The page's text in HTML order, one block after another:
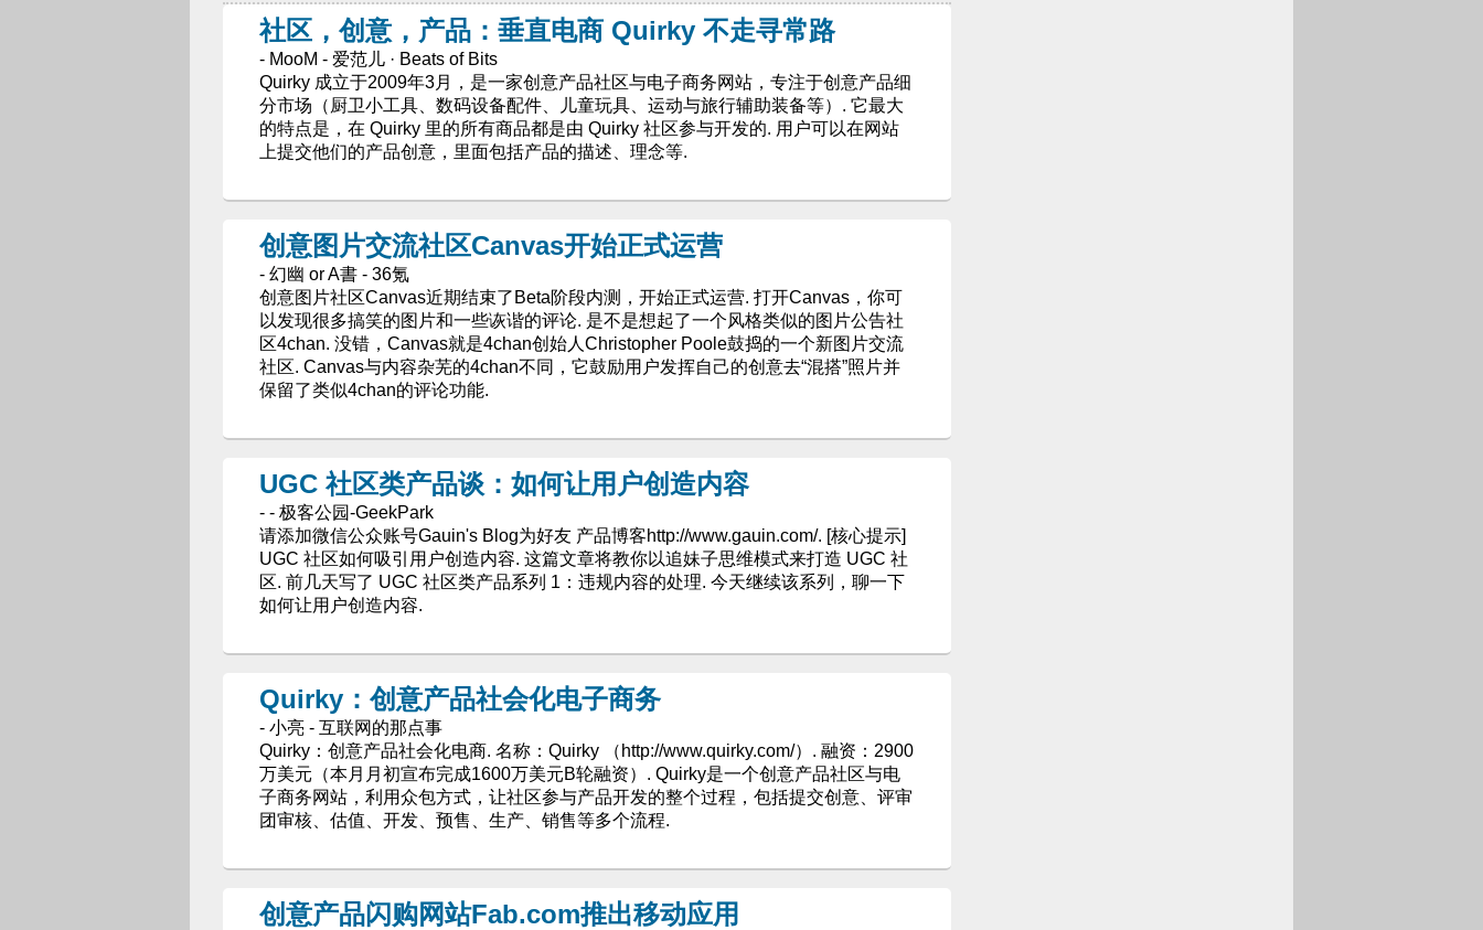
社区，创意，产品：垂直电商 Quirky 不走寻常路
- MooM - 爱范儿 · Beats of Bits
Quirky 成立于2009年3月，是一家创意产品社区与电子商务网站，专注于创意产品细
分市场（厨卫小工具、数码设备配件、儿童玩具、运动与旅行辅助装备等）. 它最大
的特点是，在 Quirky 里的所有商品都是由 Quirky 社区参与开发的. 用户可以在网站
上提交他们的产品创意，里面包括产品的描述、理念等.
创意图片交流社区Canvas开始正式运营
- 幻幽 or A書 - 36氪
创意图片社区Canvas近期结束了Beta阶段内测，开始正式运营. 打开Canvas，你可
以发现很多搞笑的图片和一些诙谐的评论. 是不是想起了一个风格类似的图片公告社
区4chan. 没错，Canvas就是4chan创始人Christopher Poole鼓捣的一个新图片交流
社区. Canvas与内容杂芜的4chan不同，它鼓励用户发挥自己的创意去“混搭”照片并
保留了类似4chan的评论功能.
UGC 社区类产品谈：如何让用户创造内容
- - 极客公园-GeekPark
请添加微信公众账号Gauin's Blog为好友 产品博客http://www.gauin.com/. [核心提示]
UGC 社区如何吸引用户创造内容. 这篇文章将教你以追妹子思维模式来打造 UGC 社
区. 前几天写了 UGC 社区类产品系列 1：违规内容的处理. 今天继续该系列，聊一下
如何让用户创造内容.
Quirky：创意产品社会化电子商务
- 小亮 - 互联网的那点事
Quirky：创意产品社会化电商. 名称：Quirky （http://www.quirky.com/）. 融资：2900
万美元（本月月初宣布完成1600万美元B轮融资）. Quirky是一个创意产品社区与电
子商务网站，利用众包方式，让社区参与产品开发的整个过程，包括提交创意、评审
团审核、估值、开发、预售、生产、销售等多个流程.
创意产品闪购网站Fab.com推出移动应用